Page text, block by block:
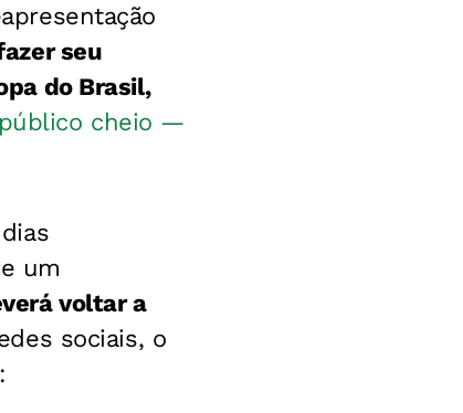
seu
do Brasil,
cheio —
um
voltar a
sociais, o